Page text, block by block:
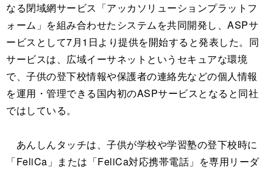
なる閉域網サービス「アッカソリューションプラットフ
ォーム」を組み合わせたシステムを共同開発し、ASPサ
ービスとして7月1日より提供を開始すると発表した。同
サービスは、広域イーサネットというセキュアな環境
で、子供の登下校情報や保護者の連絡先などの個人情報
を運用・管理できる国内初のASPサービスとなると同社
ではしている。
あんしんタッチは、子供が学校や学習塾の登下校時に
「FeliCa」または「FeliCa対応携帯電話」を専用リーダ